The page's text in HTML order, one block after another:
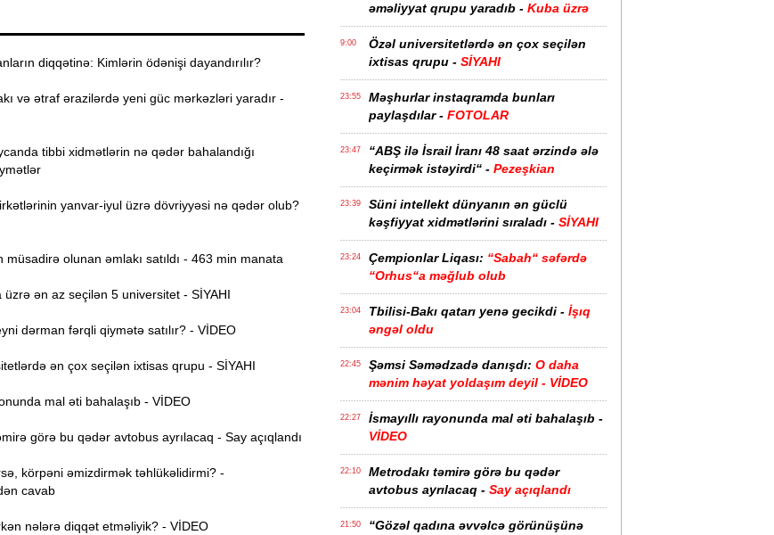
diqqətinə: Kimlərin ödənişi dayandırılır?
və ətraf ərazilərdə yeni güc mərkəzləri yaradır -
tibbi xidmətlərin nə qədər bahalandığı
yanvar-iyul üzrə dövriyyəsi nə qədər olub?
olunan əmlakı satıldı - 463 min manata
ən az seçilən 5 universitet - SİYAHI
dərman fərqli qiymətə satılır? - VİDEO
ən çox seçilən ixtisas qrupu - SİYAHI
mal əti bahalaşıb - VİDEO
görə bu qədər avtobus ayrılacaq - Say açıqlandı
körpəni əmizdirmək təhlükəlidirmi? -
cavab
nələrə diqqət etməliyik? - VİDEO
əməliyyat qrupu yaradıb - Kuba üzrə
9:00
Özəl universitetlərdə ən çox seçilən
ixtisas qrupu - SİYAHI
23:55
Məşhurlar instaqramda bunları
paylaşdılar - FOTOLAR
23:47
“ABŞ ilə İsrail İranı 48 saat ərzində ələ
keçirmək istəyirdi“ - Pezeşkian
23:39
Süni intellekt dünyanın ən güclü
kəşfiyyat xidmətlərini sıraladı - SİYAHI
23:24 Çempionlar Liqası: “Sabah“ səfərdə
“Orhus“a məğlub olub
23:04 Tbilisi-Bakı qatarı yenə gecikdi - İşıq
əngəl oldu
22:45 Şəmsi Səmədzadə danışdı: O daha
mənim həyat yoldaşım deyil - VİDEO
22:27
İsmayıllı rayonunda mal əti bahalaşıb -
VİDEO
22:10
Metrodakı təmirə görə bu qədər
avtobus ayrılacaq - Say açıqlandı
21:50
“Gözəl qadına əvvəlcə görünüşünə